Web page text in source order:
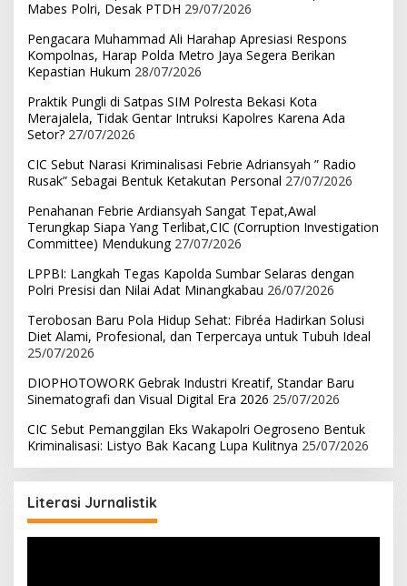
Mabes Polri, Desak PTDH 29/07/2026
Pengacara Muhammad Ali Harahap Apresiasi Respons
Kompolnas, Harap Polda Metro Jaya Segera Berikan
Kepastian Hukum 28/07/2026
Praktik Pungli di Satpas SIM Polresta Bekasi Kota
Merajalela, Tidak Gentar Intruksi Kapolres Karena Ada
Setor? 27/07/2026
CIC Sebut Narasi Kriminalisasi Febrie Adriansyah ” Radio
Rusak” Sebagai Bentuk Ketakutan Personal 27/07/2026
Penahanan Febrie Ardiansyah Sangat Tepat,Awal
Terungkap Siapa Yang Terlibat,CIC (Corruption Investigation
Committee) Mendukung 27/07/2026
LPPBI: Langkah Tegas Kapolda Sumbar Selaras dengan
Polri Presisi dan Nilai Adat Minangkabau 26/07/2026
Terobosan Baru Pola Hidup Sehat: Fibréa Hadirkan Solusi
Diet Alami, Profesional, dan Terpercaya untuk Tubuh Ideal
25/07/2026
DIOPHOTOWORK Gebrak Industri Kreatif, Standar Baru
Sinematografi dan Visual Digital Era 2026 25/07/2026
CIC Sebut Pemanggilan Eks Wakapolri Oegroseno Bentuk
Kriminalisasi: Listyo Bak Kacang Lupa Kulitnya 25/07/2026
Literasi Jurnalistik